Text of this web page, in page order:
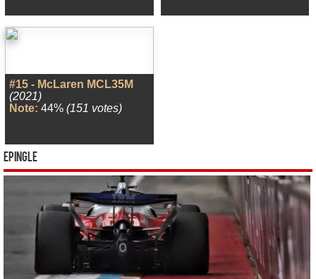
#15 - McLaren MCL35M
(2021)
Note: 44% (151 votes)
Epingle